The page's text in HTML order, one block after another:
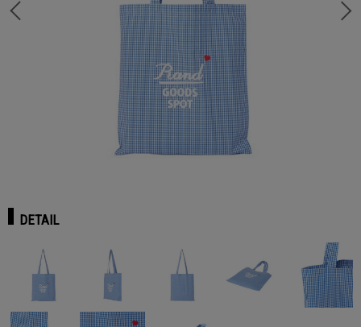
DETAIL